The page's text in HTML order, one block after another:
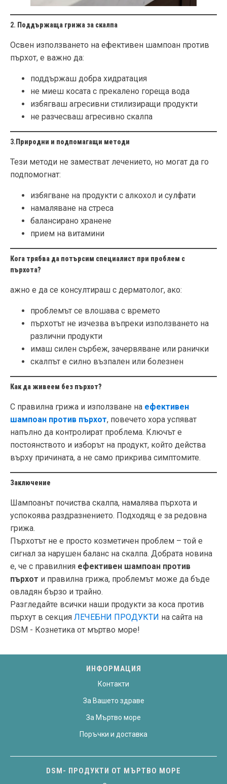
2. Поддържаща грижа за скалпа
Освен използването на ефективен шампоан против
пърхот, е важно да:
поддържаш добра хидратация
не миеш косата с прекалено гореща вода
избягваш агресивни стилизиращи продукти
не разчесваш агресивно скалпа
3. Природни и подпомагащи методи
Тези методи не заместват лечението, но могат да го
подпомогнат:
избягване на продукти с алкохол и сулфати
намаляване на стреса
балансирано хранене
прием на витамини
Кога трябва да потърсим специалист при проблем с
пърхота?
ажно е да се консултираш с дерматолог, ако:
проблемът се влошава с времето
пърхотът не изчезва въпреки използването на
различни продукти
имаш силен сърбеж, зачервяване или ранички
скалпът е силно възпален или болезнен
Как да живеем без пърхот?
С правилна грижа и използване на ефективен
шампоан против пърхот, повечето хора успяват
напълно да контролират проблема. Ключът е
постоянството и изборът на продукт, който действа
върху причината, а не само прикрива симптомите.
Заключение
Шампоанът почиства скалпа, намалява пърхота и
успокоява раздразнението. Подходящ е за редовна
грижа.
Пърхотът не е просто козметичен проблем – той е
сигнал за нарушен баланс на скалпа. Добрата новина
е, че с правилния ефективен шампоан против
пърхот и правилна грижа, проблемът може да бъде
овладян бързо и трайно.
Разгледайте всички наши продукти за коса против
пърхут в секция ЛЕЧЕБНИ ПРОДУКТИ на сайта на
DSM - Кознетика от мъртво море!
ИНФОРМАЦИЯ
Контакти
За Вашето здраве
За Мъртво море
Поръчки и доставка
DSM- ПРОДУКТИ ОТ МЪРТВО МОРЕ